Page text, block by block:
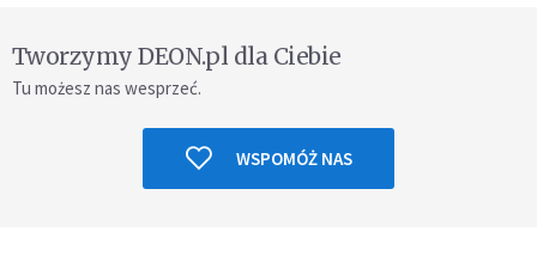
Tworzymy DEON.pl dla Ciebie
Tu możesz nas wesprzeć.
WSPOMÓŻ NAS